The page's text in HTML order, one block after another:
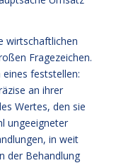
wirtschaftlichen
Fragezeichen.
eines feststellen:
an ihrer
Wertes, den sie
ungeeigneter
in weit
der Behandlung